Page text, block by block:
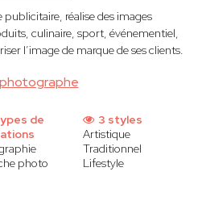
réalise des images
culinaire, sport, événementiel,
l’image de marque de ses clients.
de
photo
3 styles
Artistique
Traditionnel
Lifestyle